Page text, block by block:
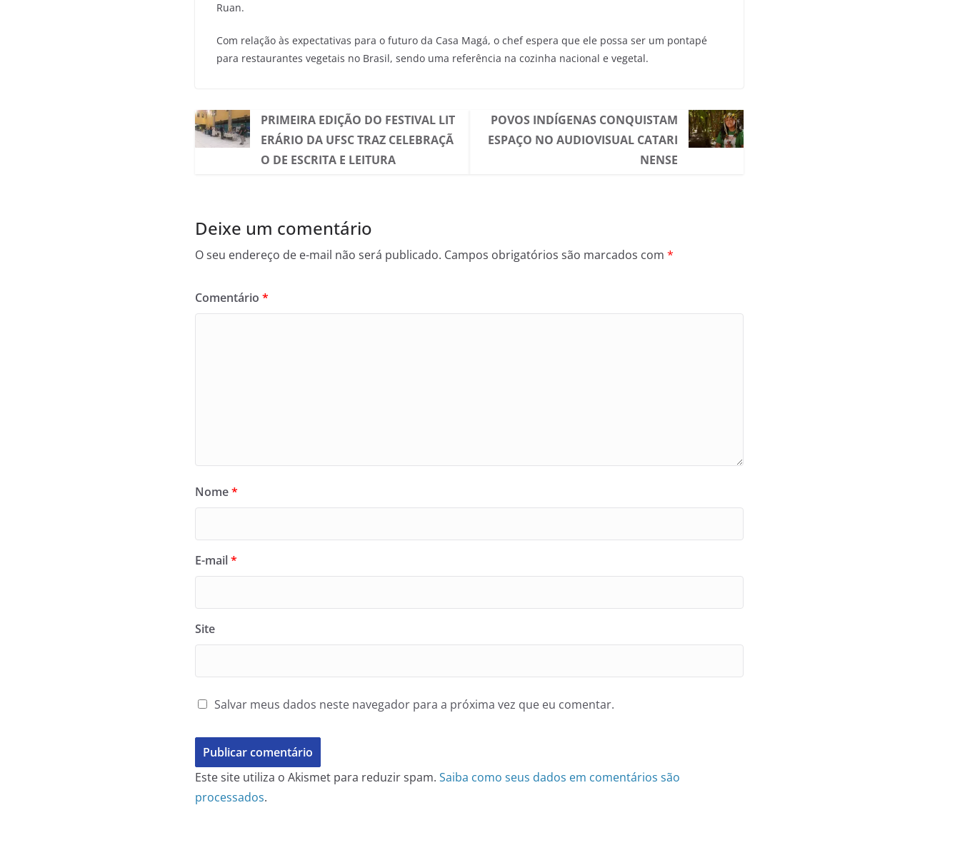
Ruan.
Com relação às expectativas para o futuro da Casa Magá, o chef espera que ele possa ser um pontapé
para restaurantes vegetais no Brasil, sendo uma referência na cozinha nacional e vegetal.
PRIMEIRA EDIÇÃO DO FESTIVAL LIT
ERÁRIO DA UFSC TRAZ CELEBRAÇÃ
O DE ESCRITA E LEITURA
POVOS INDÍGENAS CONQUISTAM
ESPAÇO NO AUDIOVISUAL CATARI
NENSE
Deixe um comentário
O seu endereço de e-mail não será publicado. Campos obrigatórios são marcados com *
Comentário *
Nome*
E-mail*
Site
Salvar meus dados neste navegador para a próxima vez que eu comentar.
Este site utiliza o Akismet para reduzir spam. Saiba como seus dados em comentários são
processados.